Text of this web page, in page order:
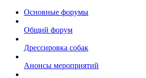
Основные форумы
Общий форум
Дрессировка собак
Анонсы мероприятий